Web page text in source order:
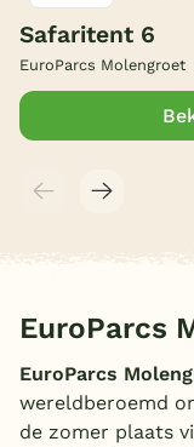
Safaritent 6
EuroParcs Molengroet
EuroParcs
EuroParcs
wereldberoemd
de zomer plaats